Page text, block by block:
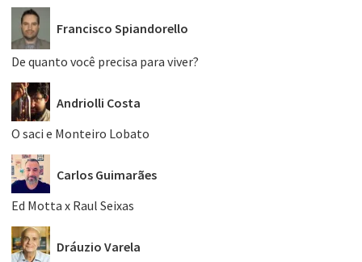
Francisco Spiandorello
De quanto você precisa para viver?
Andriolli Costa
O saci e Monteiro Lobato
Carlos Guimarães
Ed Motta x Raul Seixas
Dráuzio Varela